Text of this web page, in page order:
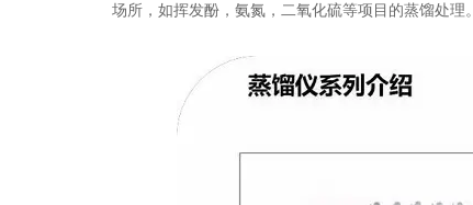
场所，如挥发酚， 氨氮，二氧化硫等项目的蒸馏处理。